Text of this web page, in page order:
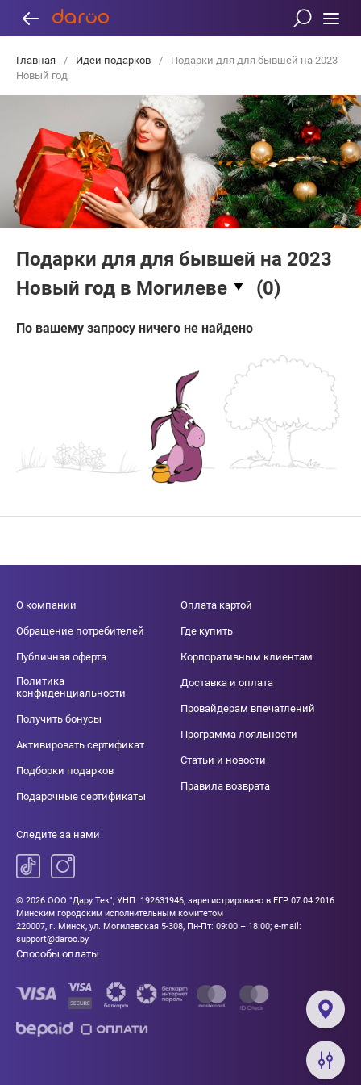
Главная / Идеи подарков /
Подарки для для бывшей на 2023
Новый год
Подарки для для бывшей на 2023
Новый год в Могилеве (0)
По вашему запросу ничего не найдено
О компании
Обращение потребителей
Публичная оферта
Политика
конфиденциальности
Получить бонусы
Активировать сертификат
Подборки подарков
Подарочные сертификаты
Оплата картой
Где купить
Корпоративным клиентам
Доставка и оплата
Провайдерам впечатлений
Программа лояльности
Статьи и новости
Правила возврата
Следите за нами
© 2026 ООО "Дару Тек", УНП: 192631946, зарегистрировано в ЕГР 07.04.2016
Минским городским исполнительным комитетом
220007, г. Минск, ул. Могилевская 5-308, Пн-Пт: 09:00 – 18:00; e-mail:
support@daroo.by
Способы оплаты